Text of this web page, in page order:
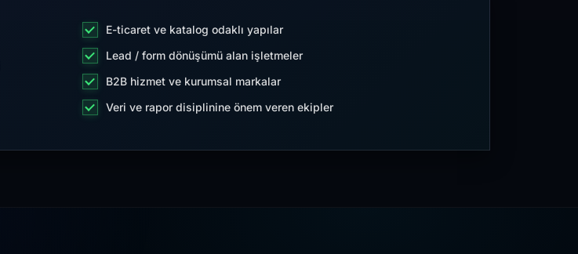
E-ticaret ve katalog odaklı yapılar
Lead / form dönüşümü alan işletmeler
B2B hizmet ve kurumsal markalar
Veri ve rapor disiplinine önem veren ekipler